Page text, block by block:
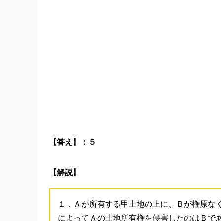
【答え】：５
【解説】
１．Ａが所有する甲土地の上に、Ｂが権原
によってＡの土地所有権を侵害したのはＢで